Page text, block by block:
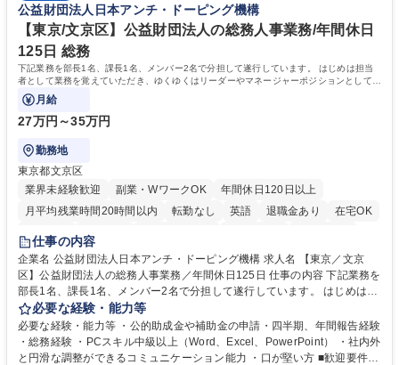
歴・資格 学歴：大学院 大学 高専 短大 専修学校 高校 語学力： 資格：
公益財団法人日本アンチ・ドーピング機構
【東京/文京区】公益財団法人の総務人事業務/年間休日
125日 総務
下記業務を部長1名、課長1名、メンバー2名で分担して遂行しています。 はじめは担当
者として業務を覚えていただき、ゆくゆくはリーダーやマネージャーポジションとして活
躍いただくことを期待しています。
月給
27万円～35万円
勤務地
東京都文京区
業界未経験歓迎
副業・WワークOK
年間休日120日以上
月平均残業時間20時間以内
転勤なし 英語 退職金あり
在宅OK
賞与あり
育休あり
食事補助あり
仕事の内容
企業名 公益財団法人日本アンチ・ドーピング機構 求人名 【東京／文京
区】公益財団法人の総務人事業務／年間休日125日 仕事の内容 下記業務を
部長1名、課長1名、メンバー2名で分担して遂行しています。 はじめは担
当者として業務を覚えていただき、ゆくゆくはリーダーやマネージャーポ
ジションとして活躍いただくことを期待しています。 【総務・人事グルー
プの業務内容】 ・人事制度関連 ・採用活動 ・教育研修の企画、実行 ・勤
怠管理 ・官公庁への各種提出 ・法定の会議運営（評議員会、理事会） ・
必要な経験・能力等
必要な経験・能力等 ・公的助成金や補助金の申請・四半期、年間報告経験
・総務経験 ・PCスキル中級以上（Word、Excel、PowerPoint） ・社内外
と円滑な調整ができるコミュニケーション能力 ・口が堅い方 ■歓迎要件